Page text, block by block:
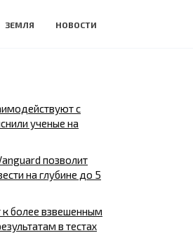
ЗЕМЛЯ НОВОСТИ
с
ученые на
позволит
на глубине до 5
более взвешенным
в тестах